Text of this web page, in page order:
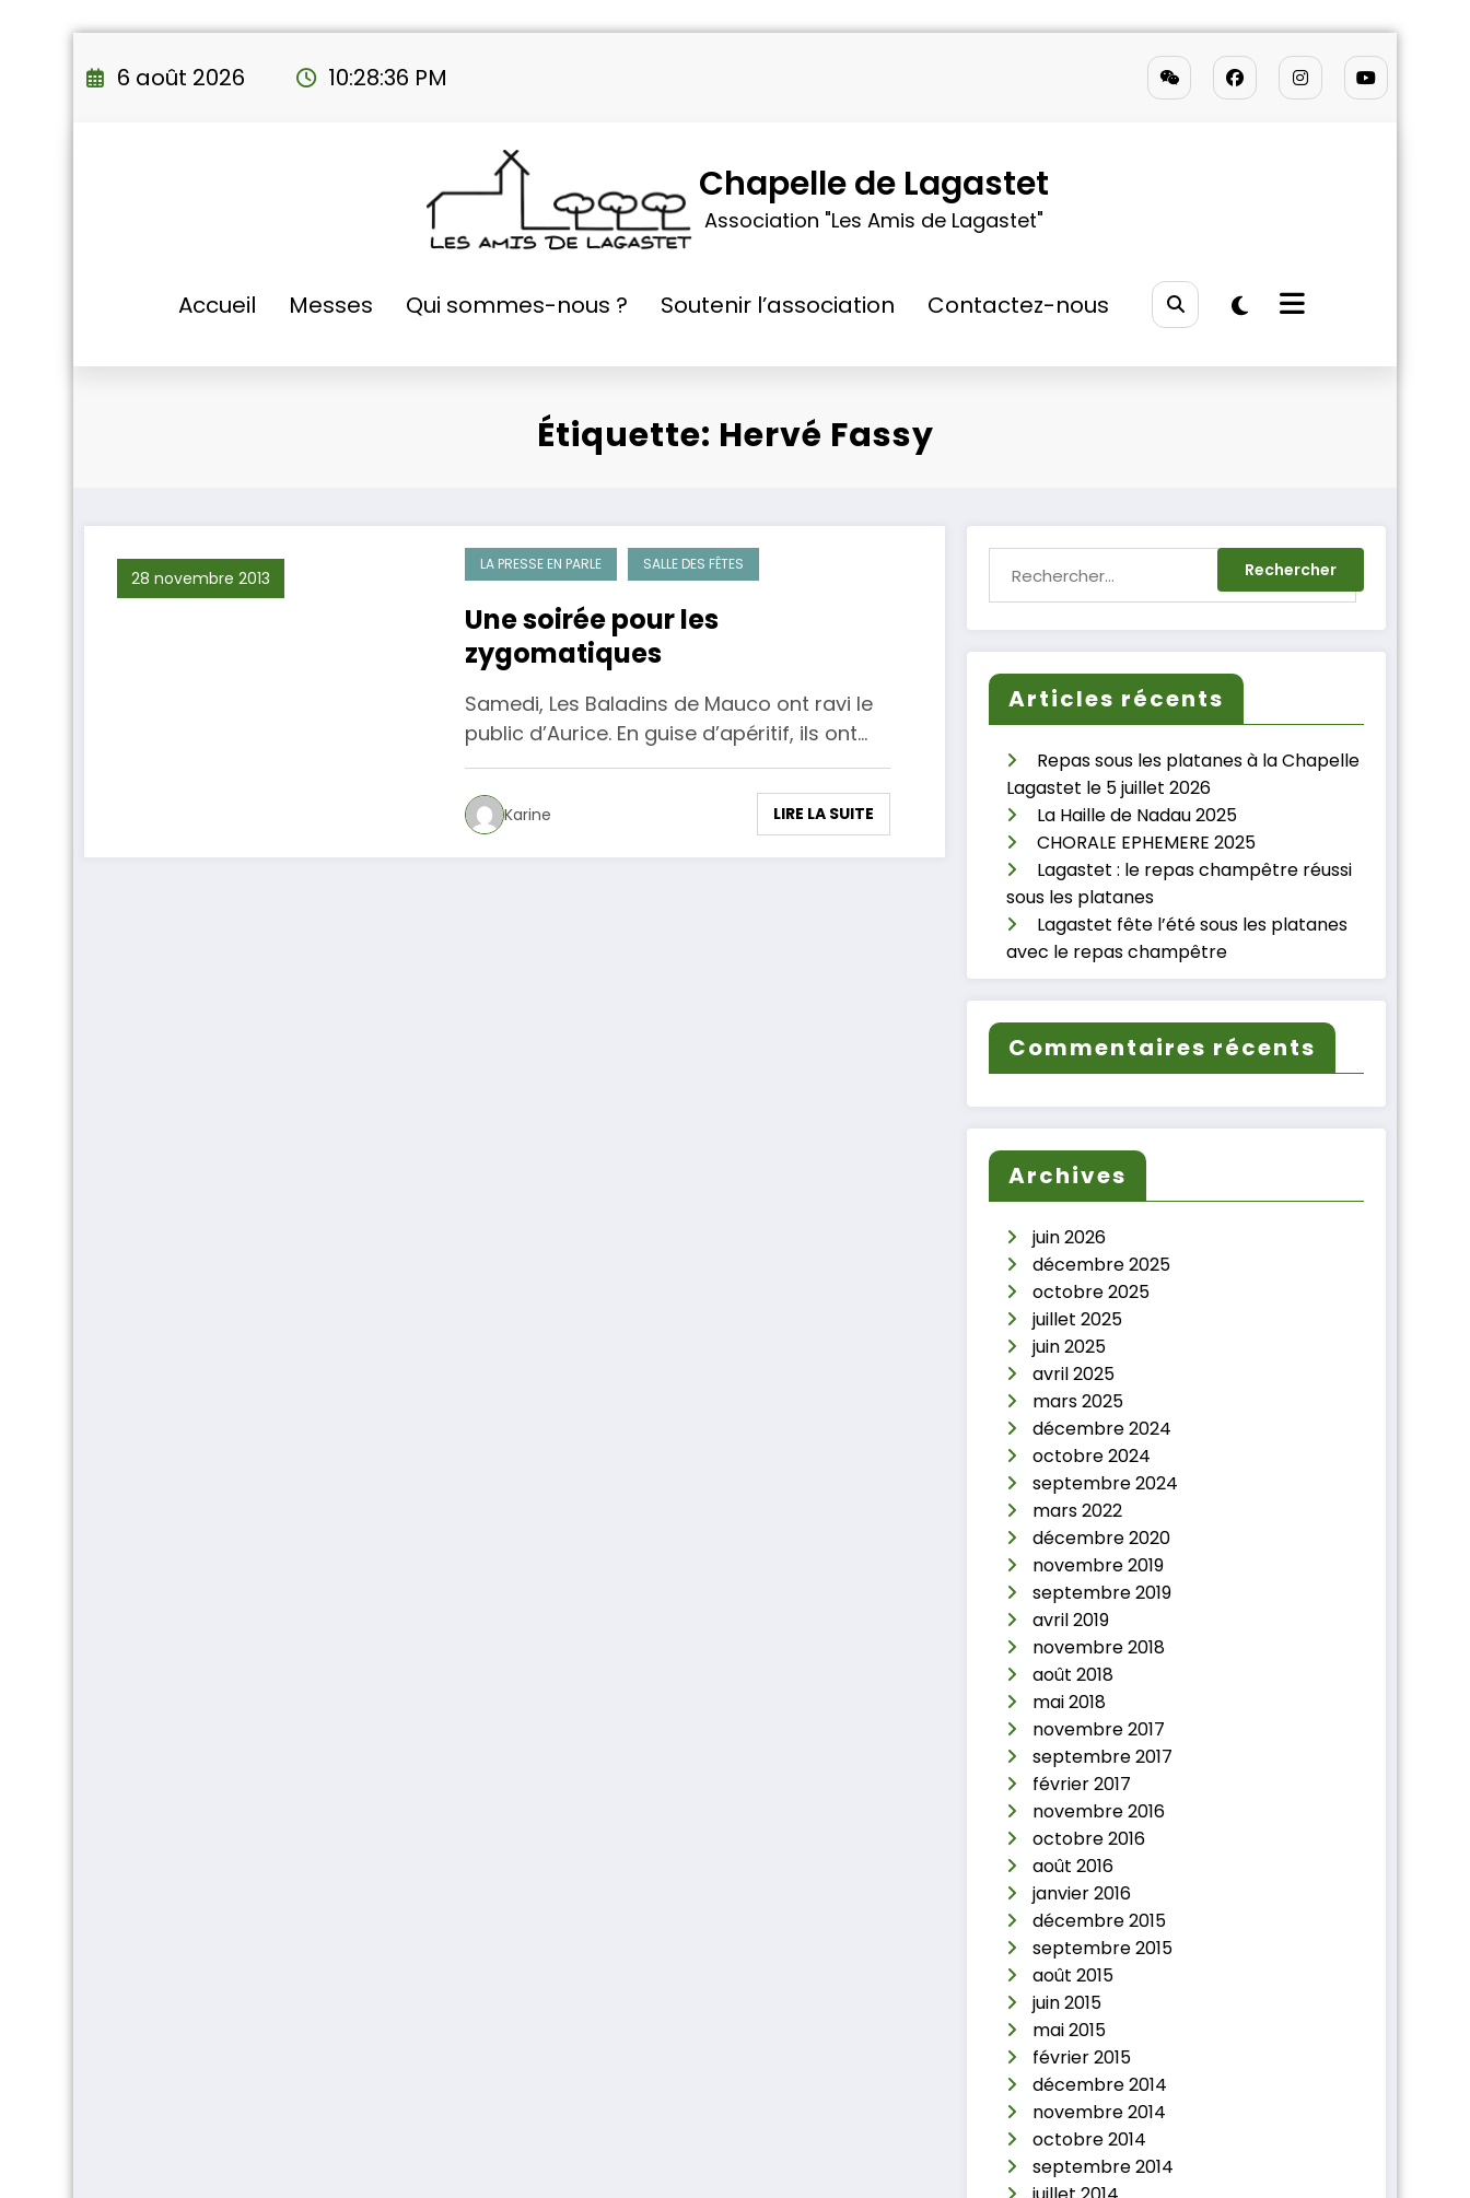
au
6 août 2026 10:28:37 PM
Chapelle de Lagastet
Association "Les Amis de Lagastet"
Accueil Messes Qui sommes-nous ? Soutenir l’association Contactez-nous
Étiquette: Hervé Fassy
28 novembre 2013
LA PRESSE EN PARLE SALLE DES FÊTES
Une soirée pour les
zygomatiques
Samedi, Les Baladins de Mauco ont ravi le
public d’Aurice. En guise d’apéritif, ils ont…
Karine LIRE LA SUITE
Articles récents
Repas sous les platanes à la Chapelle
Lagastet le 5 juillet 2026
La Haille de Nadau 2025
CHORALE EPHEMERE 2025
Lagastet : le repas champêtre réussi
sous les platanes
Lagastet fête l’été sous les platanes
avec le repas champêtre
Commentaires récents
Archives
juin 2026
décembre 2025
octobre 2025
juillet 2025
juin 2025
avril 2025
mars 2025
décembre 2024
octobre 2024
septembre 2024
mars 2022
décembre 2020
novembre 2019
septembre 2019
avril 2019
novembre 2018
août 2018
mai 2018
novembre 2017
septembre 2017
février 2017
novembre 2016
octobre 2016
août 2016
janvier 2016
décembre 2015
septembre 2015
août 2015
juin 2015
mai 2015
février 2015
décembre 2014
novembre 2014
octobre 2014
septembre 2014